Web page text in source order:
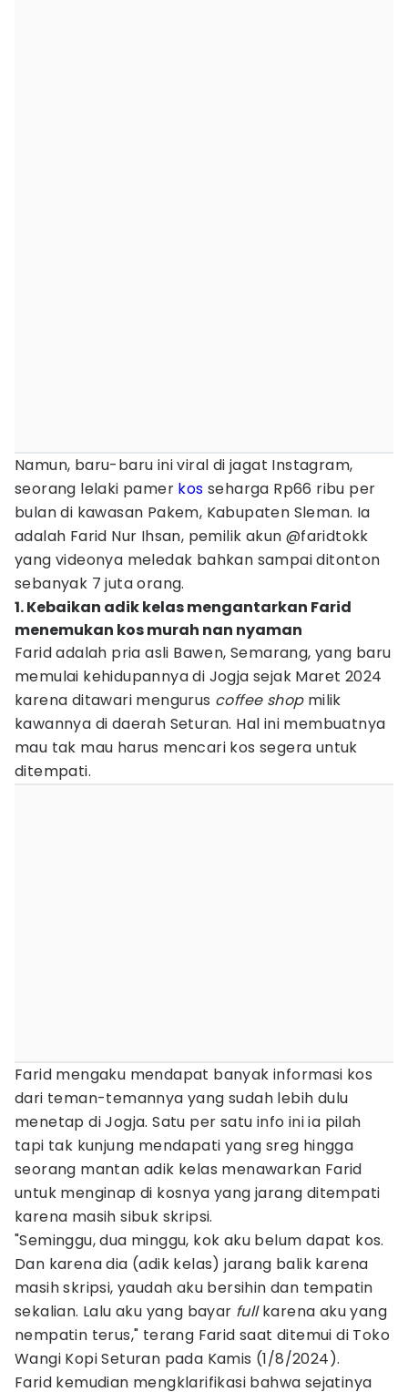
Namun, baru-baru ini viral di jagat Instagram,
seorang lelaki pamer kos seharga Rp66 ribu per
bulan di kawasan Pakem, Kabupaten Sleman. Ia
adalah Farid Nur Ihsan, pemilik akun @faridtokk
yang videonya meledak bahkan sampai ditonton
sebanyak 7 juta orang.
1. Kebaikan adik kelas mengantarkan Farid
menemukan kos murah nan nyaman
Farid adalah pria asli Bawen, Semarang, yang baru
memulai kehidupannya di Jogja sejak Maret 2024
karena ditawari mengurus coffee shopmilik
kawannya di daerah Seturan. Hal ini membuatnya
mau tak mau harus mencari kos segera untuk
ditempati.
Farid mengaku mendapat banyak informasi kos
dari teman-temannya yang sudah lebih dulu
menetap di Jogja. Satu per satu info ini ia pilah
tapi tak kunjung mendapati yang sreg hingga
seorang mantan adik kelas menawarkan Farid
untuk menginap di kosnya yang jarang ditempati
karena masih sibuk skripsi.
"Seminggu, dua minggu, kok aku belum dapat kos.
Dan karena dia (adik kelas) jarang balik karena
masih skripsi, yaudah aku bersihin dan tempatin
sekalian. Lalu aku yang bayar fullkarena aku yang
nempatin terus," terang Farid saat ditemui di Toko
Wangi Kopi Seturan pada Kamis (1/8/2024).
Farid kemudian mengklarifikasi bahwa sejatinya